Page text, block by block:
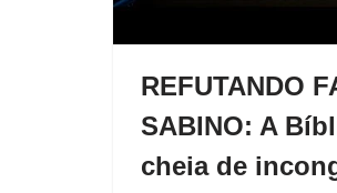
REFUTANDO
SABINO: A
cheia de